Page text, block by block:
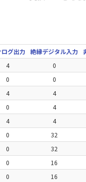
ログ出力 絶縁デジタル入力
4
0
0
0
4
4
0
4
4
4
0
32
0
32
0
16
0
16